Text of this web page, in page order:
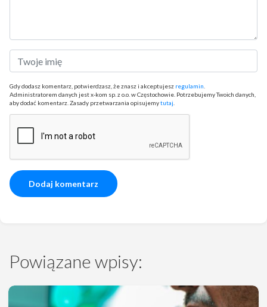
Gdy dodasz komentarz, potwierdzasz, że znasz i akceptujesz regulamin
Administratorem danych jest x-kom sp. z o.o. w Częstochowie. Potrzebujemy Twoich danych,
aby dodać komentarz. Zasady przetwarzania opisujemytutaj
Powiązane wpisy: